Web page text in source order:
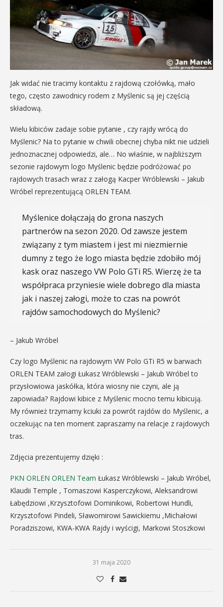
Jak widać nie tracimy kontaktu z rajdową czołówką, mało
tego, często zawodnicy rodem z Myślenic są jej częścią
składową.
Wielu kibiców zadaje sobie pytanie , czy rajdy wrócą do
Myślenic? Na to pytanie w chwili obecnej chyba nikt nie udzieli
jednoznacznej odpowiedzi, ale… No właśnie, w najbliższym
sezonie rajdowym logo Myślenic będzie podróżować po
rajdowych trasach wraz z załogą Kacper Wróblewski – Jakub
Wróbel reprezentującą ORLEN TEAM.
Myślenice dołączają do grona naszych
partnerów na sezon 2020. Od zawsze jestem
związany z tym miastem i jest mi niezmiernie
dumny z tego że logo miasta będzie zdobiło mój
kask oraz naszego VW Polo GTi R5. Wierzę że ta
współpraca przyniesie wiele dobrego dla miasta
jak i naszej załogi, może to czas na powrót
rajdów samochodowych do Myślenic?
– Jakub Wróbel
Czy logo Myślenic na rajdowym VW Polo GTi R5 w barwach
ORLEN TEAM załogi Łukasz Wróblewski – Jakub Wróbel to
przysłowiowa jaskółka, która wiosny nie czyni, ale ją
zapowiada? Rajdowi kibice z Myślenic mocno temu kibicują.
My również trzymamy kciuki za powrót rajdów do Myślenic, a
oczekując na ten moment zapraszamy na relacje z rajdowych
tras.
Zdjęcia prezentujemy dzięki :
PKN ORLEN ORLEN Team Łukasz Wróblewski – Jakub Wróbel,
Klaudii Temple , Tomaszowi Kasperczykowi, Aleksandrowi
Łabędziowi ,Krzysztofowi Dominikowi, Robertowi Hundli,
Krzysztofowi Pindeli, Sławomirowi Sawickiemu ,Michałowi
Poradziszowi, KWA-KWA Rajdy i wyścigi, Markowi Stoszkowi
31 maja 2020